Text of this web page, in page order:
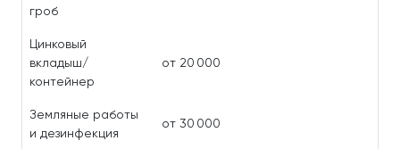
гроб
Цинковый
вкладыш/
контейнер
от 20 000
Земляные работы
и дезинфекция
от 30 000